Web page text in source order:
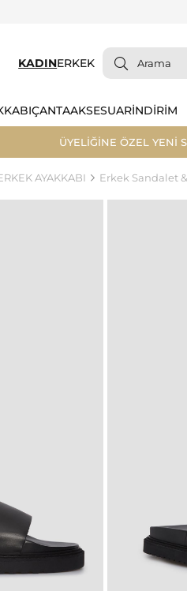
KADINERKEK
ÇANTAAKSESUARİNDİRİM
ÜYELİĞİNE ÖZEL YENİ
AYAKKABI Erkek Sandalet